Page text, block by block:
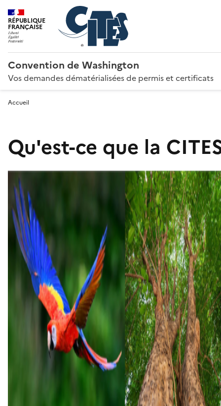
RÉPUBLIQUE
FRANÇAISE
Convention de Washington
Vos demandes dématérialisées de permis et certificats
Accueil
Qu'est-ce que la